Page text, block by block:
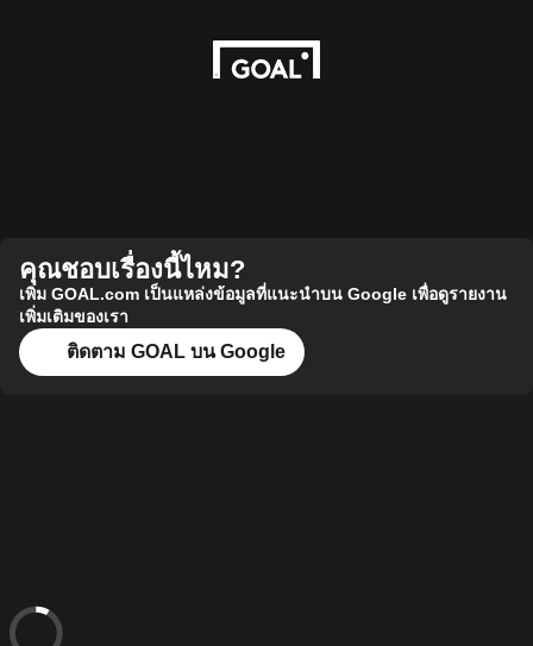
คุณชอบเรื่องนี้ไหม?
เพิ่ม GOAL.com เป็นแหล่งข้อมูลที่แนะนำบน Google เพื่อดูรายงาน
เพิ่มเติมของเรา
ติดตาม GOAL บน Google